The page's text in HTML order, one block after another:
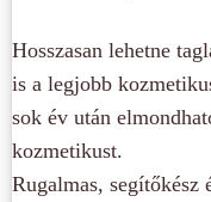
Hosszasan lehetne
is a legjobb
sok év után
kozmetikust.
Rugalmas, segítőkész